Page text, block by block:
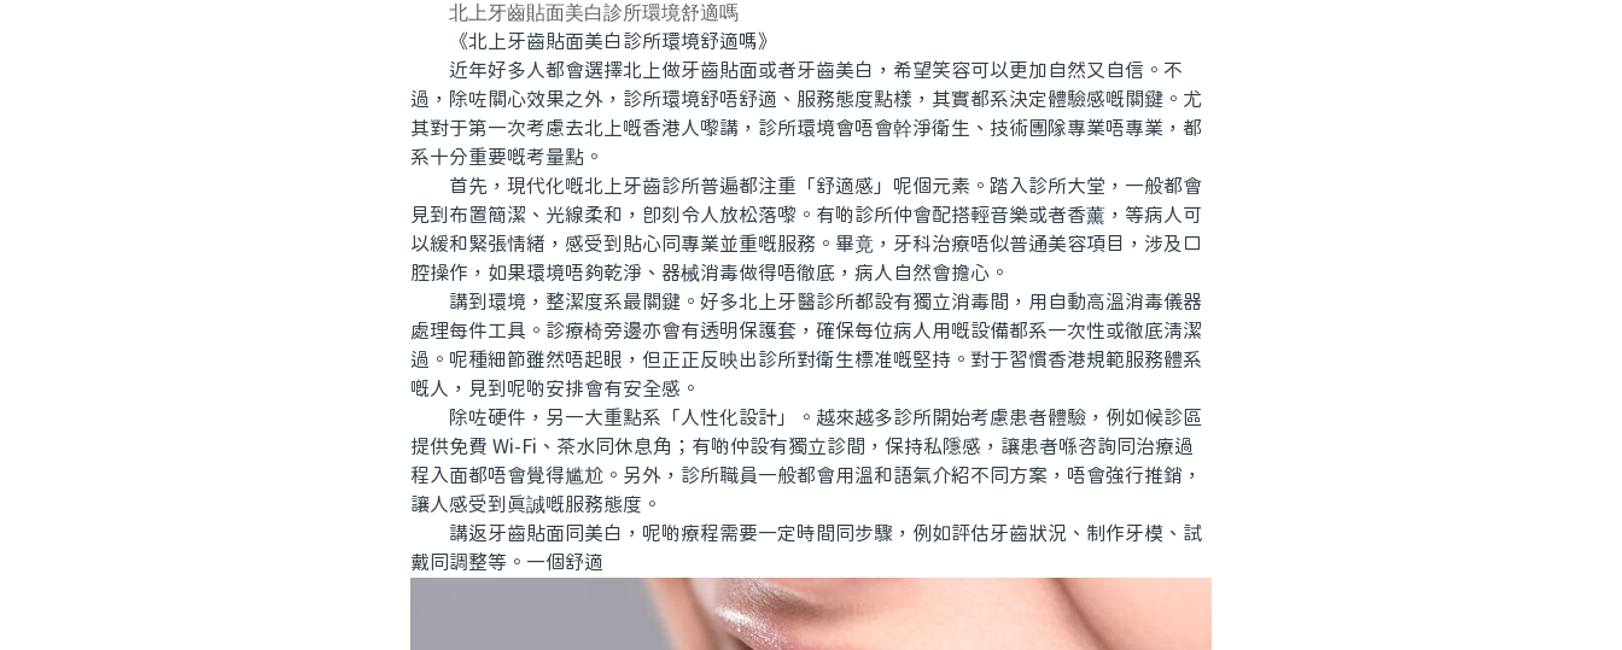
北上牙齒貼面美白診所環境舒適嗎
《北上牙齒貼面美白診所環境舒適嗎》
近年好多人都會選擇北上做牙齒貼面或者牙齒美白，希望笑容可以更加自然又自信。不
過，除咗關心效果之外，診所環境舒唔舒適、服務態度點樣，其實都系決定體驗感嘅關鍵。尤
其對于第一次考慮去北上嘅香港人嚟講，診所環境會唔會幹淨衛生、技術團隊專業唔專業，都
系十分重要嘅考量點。
首先，現代化嘅北上牙齒診所普遍都注重「舒適感」呢個元素。踏入診所大堂，一般都會
見到布置簡潔、光線柔和，即刻令人放松落嚟。有啲診所仲會配搭輕音樂或者香薰，等病人可
以緩和緊張情緒，感受到貼心同專業並重嘅服務。畢竟，牙科治療唔似普通美容項目，涉及口
腔操作，如果環境唔夠乾淨、器械消毒做得唔徹底，病人自然會擔心。
講到環境，整潔度系最關鍵。好多北上牙醫診所都設有獨立消毒間，用自動高溫消毒儀器
處理每件工具。診療椅旁邊亦會有透明保護套，確保每位病人用嘅設備都系一次性或徹底清潔
過。呢種細節雖然唔起眼，但正正反映出診所對衛生標准嘅堅持。對于習慣香港規範服務體系
嘅人，見到呢啲安排會有安全感。
除咗硬件，另一大重點系「人性化設計」。越來越多診所開始考慮患者體驗，例如候診區
提供免費 Wi-Fi、茶水同休息角；有啲仲設有獨立診間，保持私隱感，讓患者喺咨詢同治療過
程入面都唔會覺得尴尬。另外，診所職員一般都會用溫和語氣介紹不同方案，唔會強行推銷，
讓人感受到真誠嘅服務態度。
講返牙齒貼面同美白，呢啲療程需要一定時間同步驟，例如評估牙齒狀況、制作牙模、試
戴同調整等。一個舒適